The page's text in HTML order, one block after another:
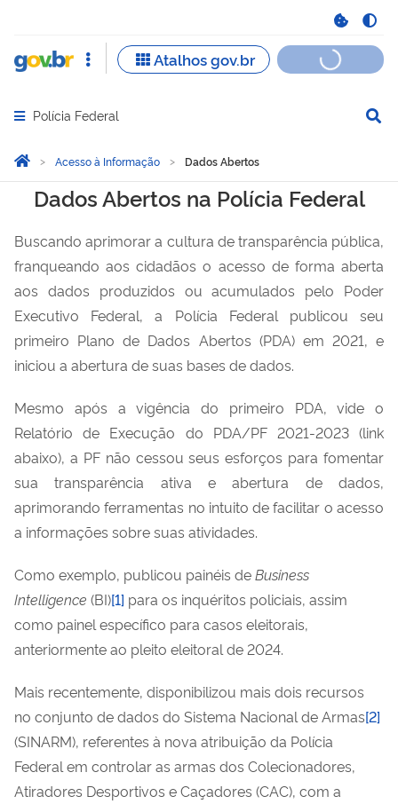
Abrir menu principal de navegação
Polícia Federal
Você está aqui:
Página Inicial
Acesso à Informação Dados Abertos
Dados Abertos
Dados Abertos na Polícia Federal
Buscando aprimorar a cultura de transparência pública,
franqueando aos cidadãos o acesso de forma aberta
aos dados produzidos ou acumulados pelo Poder
Executivo Federal, a Polícia Federal publicou seu
primeiro Plano de Dados Abertos (PDA) em 2021, e
iniciou a abertura de suas bases de dados.
Mesmo após a vigência do primeiro PDA, vide o
Relatório de Execução do PDA/PF 2021-2023 (link
abaixo), a PF não cessou seus esforços para fomentar
sua transparência ativa e abertura de dados,
aprimorando ferramentas no intuito de facilitar o acesso
a informações sobre suas atividades.
Como exemplo, publicou painéis deBusiness
Intelligence (BI)[1] para os inquéritos policiais, assim
como painel específico para casos eleitorais,
anteriormente ao pleito eleitoral de 2024.
Mais recentemente, disponibilizou mais dois recursos
no conjunto de dados do Sistema Nacional de Armas[2]
(SINARM), referentes à nova atribuição da Polícia
Federal em controlar as armas dos Colecionadores,
Atiradores Desportivos e Caçadores (CAC), com a